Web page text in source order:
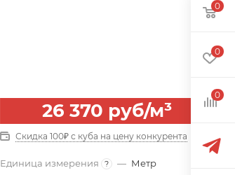
26 370 руб/м³
Скидка 100₽ с куба на цену конкурента
Единица измерения ? — Метр
0
0
0